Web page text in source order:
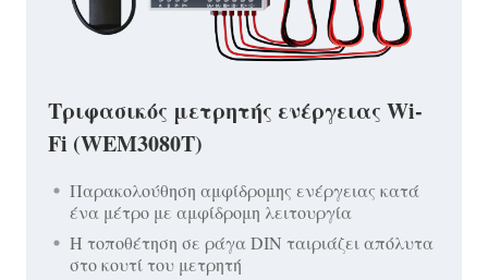
Τριφασικός μετρητής ενέργειας Wi-
Fi (WEM3080T)
Παρακολούθηση αμφίδρομης ενέργειας κατά
ένα μέτρο με αμφίδρομη λειτουργία
Η τοποθέτηση σε ράγα DIN ταιριάζει απόλυτα
στο κουτί του μετρητή